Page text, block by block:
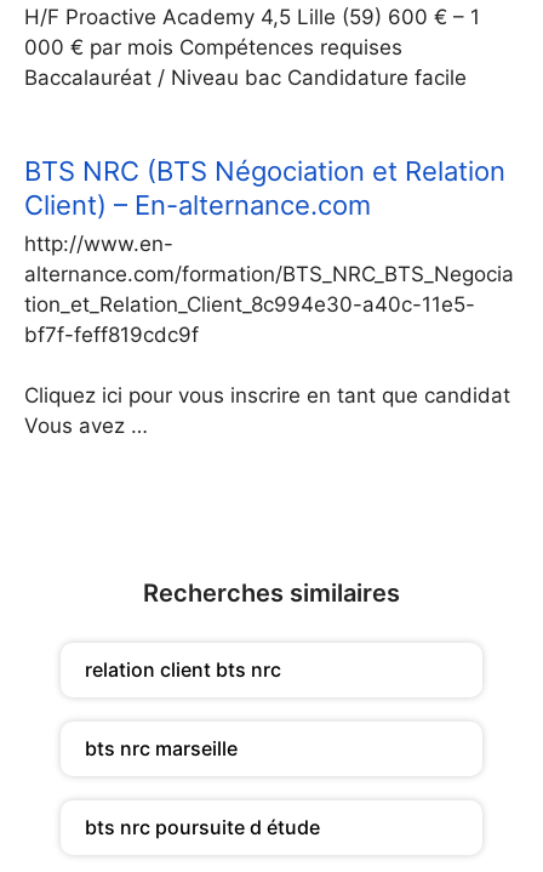
H/F Proactive Academy 4,5 Lille (59) 600 € – 1
000 € par mois Compétences requises
Baccalauréat / Niveau bac Candidature facile
BTS NRC (BTS Négociation et Relation
Client) – En-alternance.com
http://www.en-
alternance.com/formation/BTS_NRC_BTS_Negocia
tion_et_Relation_Client_8c994e30-a40c-11e5-
bf7f-feff819cdc9f
Cliquez ici pour vous inscrire en tant que candidat
Vous avez …
Recherches similaires
relation client bts nrc
bts nrc marseille
bts nrc poursuite d étude